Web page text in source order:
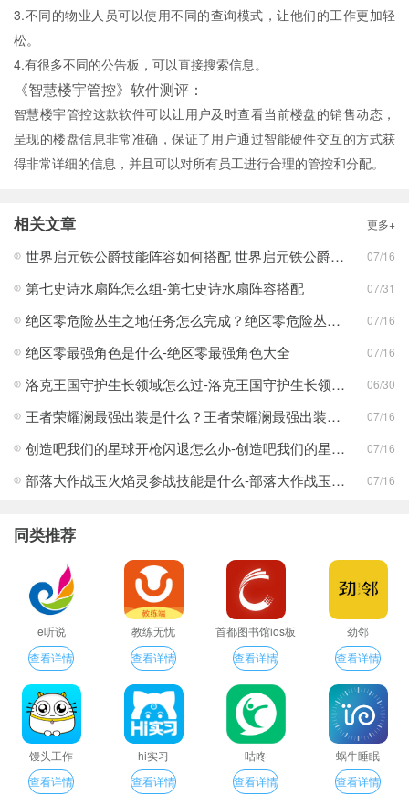
3.不同的物业人员可以使用不同的查询模式，让他们的工作更加轻
松。
4.有很多不同的公告板，可以直接搜索信息。
《智慧楼宇管控》软件测评：
智慧楼宇管控这款软件可以让用户及时查看当前楼盘的销售动态，
呈现的楼盘信息非常准确，保证了用户通过智能硬件交互的方式获
得非常详细的信息，并且可以对所有员工进行合理的管控和分配。
相关文章 更多+
世界启元铁公爵技能阵容如何搭配 世界启元铁公爵技能阵容搭配合集 07/16
第七史诗水扇阵怎么组-第七史诗水扇阵容搭配 07/31
绝区零危险丛生之地任务怎么完成？绝区零危险丛生之地任务完成攻略 07/16
绝区零最强角色是什么-绝区零最强角色大全 07/16
洛克王国守护生长领域怎么过-洛克王国守护生长领域通关攻略 06/30
王者荣耀澜最强出装是什么？王者荣耀澜最强出装分享 07/16
创造吧我们的星球开枪闪退怎么办-创造吧我们的星球开枪闪退合集 07/16
部落大作战玉火焰灵参战技能是什么-部落大作战玉火焰灵参战技能合集 07/16
同类推荐
e听说
查看详情
教练无忧
查看详情
首都图书馆ios板
查看详情
劲邻
查看详情
馒头工作
查看详情
hi实习
查看详情
咕咚
查看详情
蜗牛睡眠
查看详情